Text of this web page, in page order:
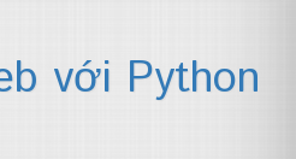
với Python